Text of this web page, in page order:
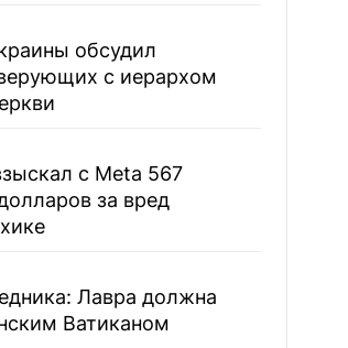
обсудил
с иерархом
с Meta 567
за вред
Лавра должна
Ватиканом